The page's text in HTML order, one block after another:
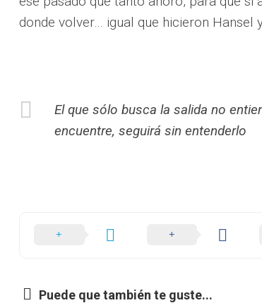
donde volver… igual que hicieron Hansel
El que sólo busca la salida no
encuentre, seguirá sin entenderlo
Puede que también te guste...